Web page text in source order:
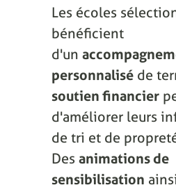
Les écoles
bénéficient
d'un
personnalisé de
soutien financier
d'améliorer leurs
de tri et de
Des animations de
sensibilisation